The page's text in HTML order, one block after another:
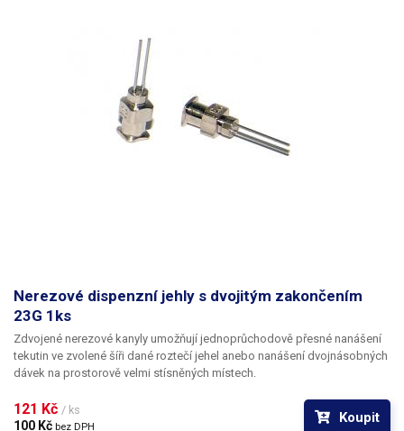
Nerezové dispenzní jehly s dvojitým zakončením
23G 1ks
Zdvojené nerezové kanyly umožňují jednoprůchodově přesné nanášení
tekutin ve zvolené šíři dané roztečí jehel anebo nanášení dvojnásobných
dávek na prostorově velmi stísněných místech.
121 Kč / ks
100 Kč bez DPH
Koupit